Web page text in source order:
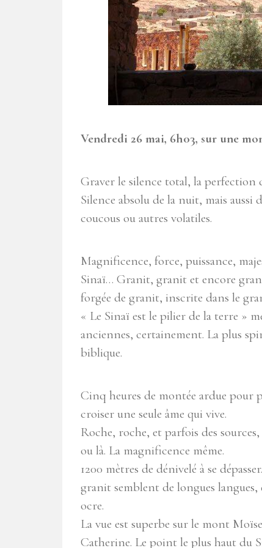
Vendredi 26 mai, 6h03, sur une
Graver le silence total, la perfection
Silence absolu de la nuit, mais aussi
coucous ou autres volatiles.
Magnificence, force, puissance,
Sinaï… Granit, granit et encore
forgée de granit, inscrite dans le
« Le Sinaï est le pilier de la terre »
anciennes, certainement. La plus
biblique.
Cinq heures de montée ardue pour
croiser une seule âme qui vive.
Roche, roche, et parfois des
ou là. La magnificence même.
1200 mètres de dénivelé à se
granit semblent de longues langues,
ocre.
La vue est superbe sur le mont
Catherine. Le point le plus haut du